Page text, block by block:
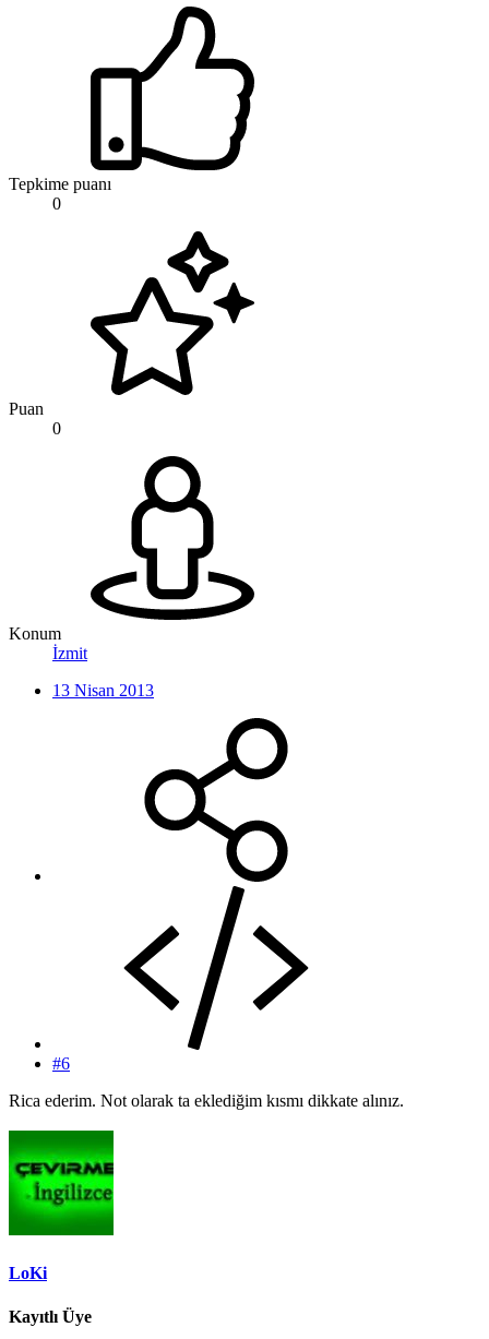
Tepkime puanı
0
Puan
0
Konum
İzmit
13 Nisan 2013
#6
Rica ederim. Not olarak ta eklediğim kısmı dikkate alınız.
LoKi
Kayıtlı Üye